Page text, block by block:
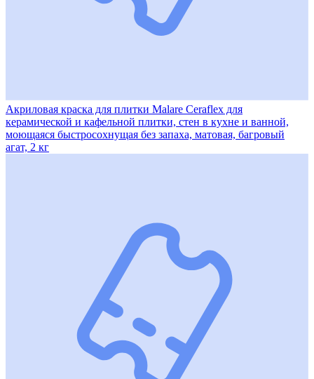
Акриловая краска для плитки Malare Ceraflex для
керамической и кафельной плитки, стен в кухне и ванной,
моющаяся быстросохнущая без запаха, матовая, багровый
агат, 2 кг